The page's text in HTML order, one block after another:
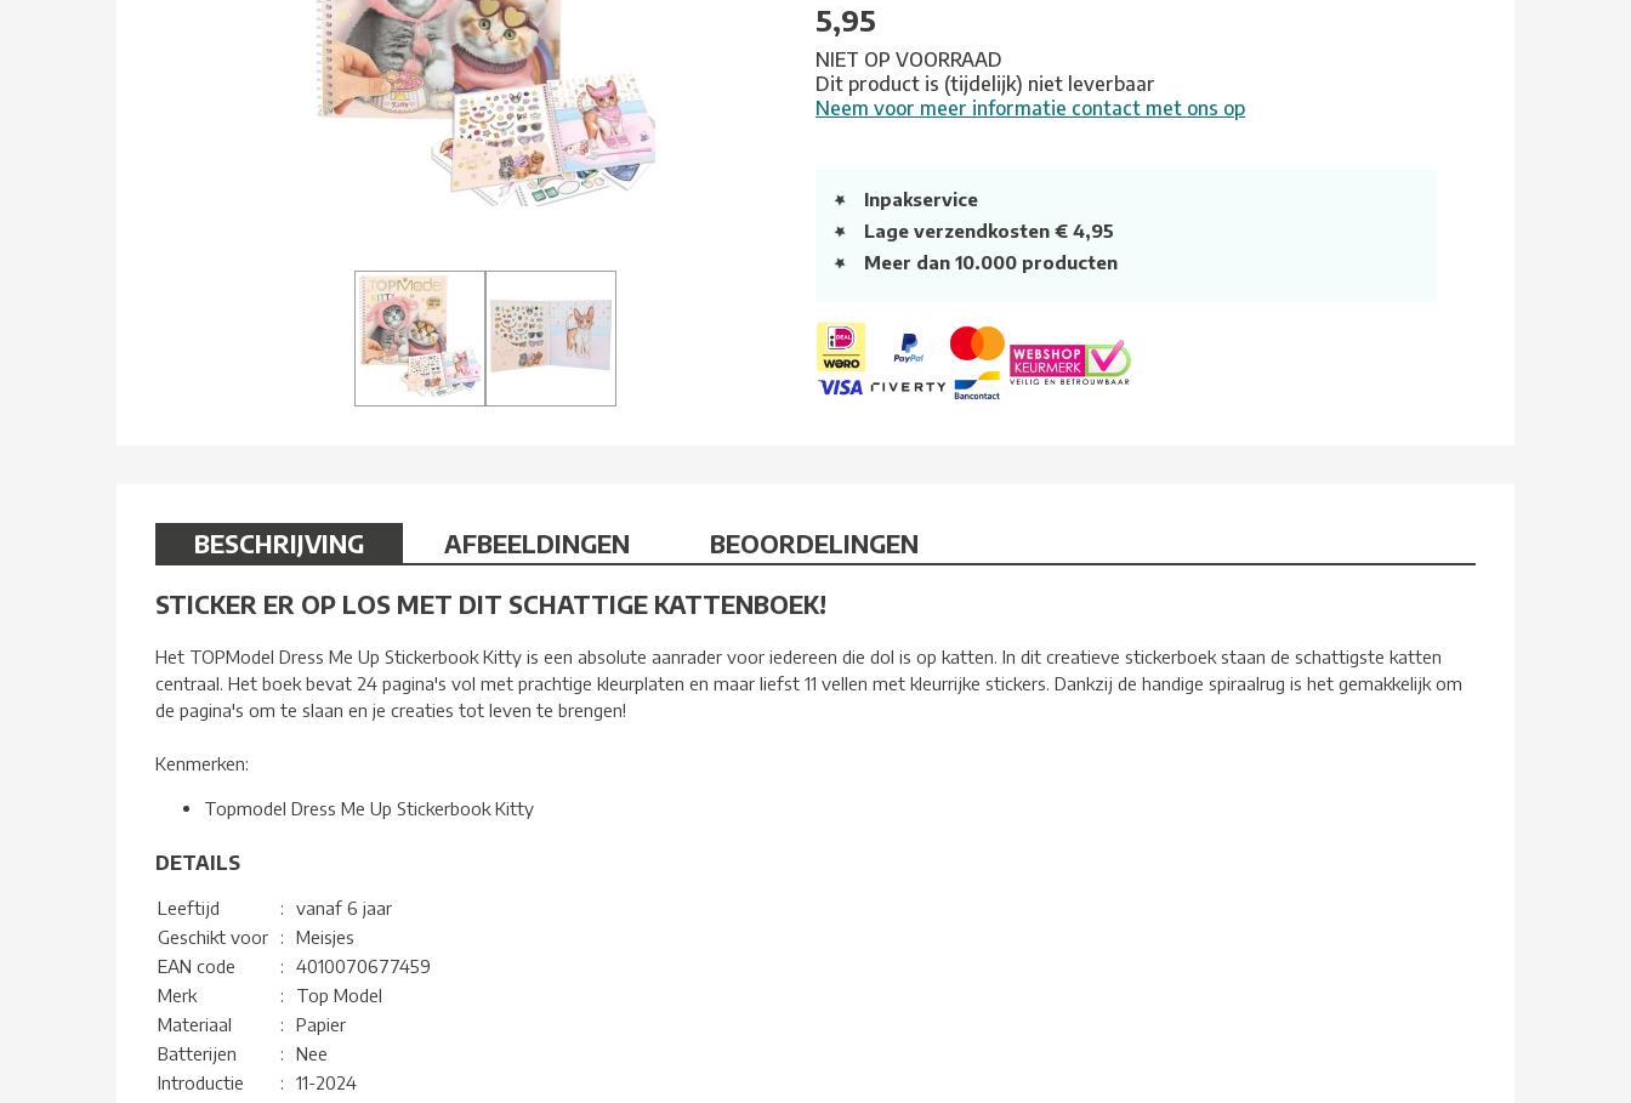
5,95
NIET OP VOORRAAD
Dit product is (tijdelijk) niet leverbaar
Neem voor meer informatie contact met ons op
Inpakservice
Lage verzendkosten € 4,95
Meer dan 10.000 producten
BESCHRIJVING AFBEELDINGEN
BEOORDELINGEN
STICKER ER OP LOS MET DIT SCHATTIGE KATTENBOEK!
Het TOPModel Dress Me Up Stickerbook Kitty is een absolute aanrader voor iedereen die dol is op katten. In dit creatieve stickerboek staan de schattigste katten
centraal. Het boek bevat 24 pagina's vol met prachtige kleurplaten en maar liefst 11 vellen met kleurrijke stickers. Dankzij de handige spiraalrug is het gemakkelijk om
de pagina's om te slaan en je creaties tot leven te brengen!
Kenmerken:
Topmodel Dress Me Up Stickerbook Kitty
DETAILS
Leeftijd :
vanaf 6 jaar
Geschikt voor
:
Meisjes
EAN code
:
4010070677459
Merk
:
Top Model
Materiaal
:
Papier
Batterijen
:
Nee
Introductie
: 11-2024